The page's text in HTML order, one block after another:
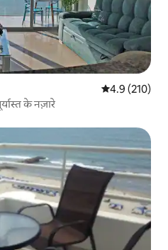
औसत रेटिंग 5 में
4.9 (210)
के नज़ारे